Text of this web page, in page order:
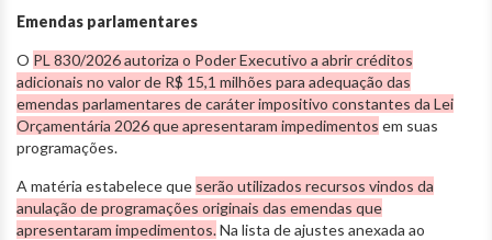
Emendas parlamentares
O PL 830/2026 autoriza o Poder Executivo a abrir créditos
adicionais no valor de R$ 15,1 milhões para adequação das
emendas parlamentares de caráter impositivo constantes da Lei
Orçamentária 2026 que apresentaram impedimentos em suas
programações.
A matéria estabelece que serão utilizados recursos vindos da
anulação de programações originais das emendas que
apresentaram impedimentos.Na lista de ajustes anexada ao